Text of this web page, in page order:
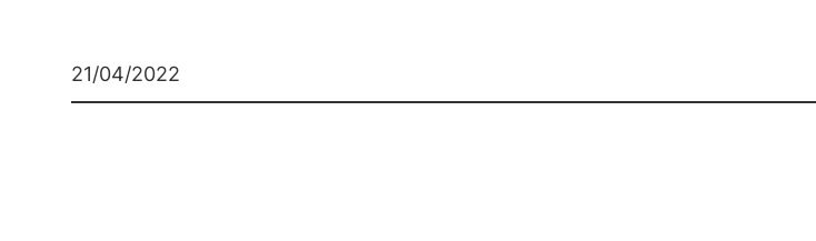
21/04/2022